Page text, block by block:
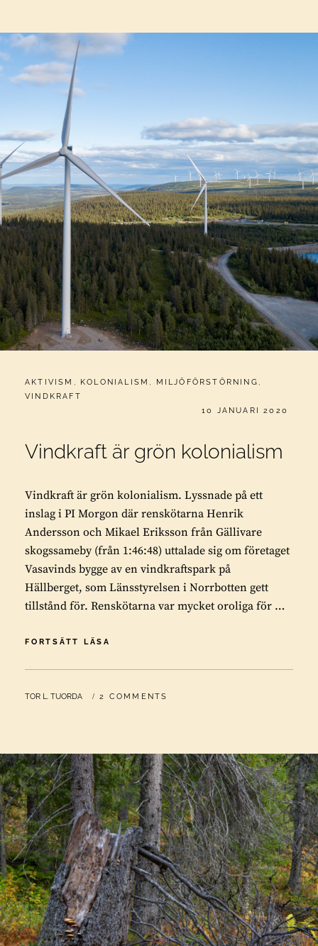
CATEGORIES:
AKTIVISM , KOLONIALISM , MILJÖFÖRSTÖRNING ,
VINDKRAFT
PUBLICERAT
10 JANUARI 2020
Vindkraft är grön kolonialism
Vindkraft är grön kolonialism. Lyssnade på ett
inslag i PI Morgon där renskötarna Henrik
Andersson och Mikael Eriksson från Gällivare
skogssameby (från 1:46:48) uttalade sig om företaget
Vasavinds bygge av en vindkraftspark på
Hällberget, som Länsstyrelsen i Norrbotten gett
tillstånd för. Renskötarna var mycket oroliga för …
FORTSÄTT LÄSA
GRÖN
BY
TOR L. TUORDA 2 COMMENTS